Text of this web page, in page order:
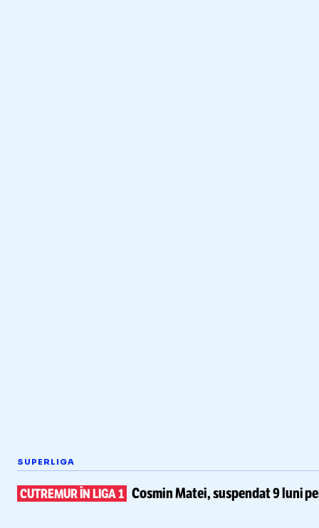
SUPERLIGA
CUTREMUR ÎN LIGA 1 Cosmin Matei,suspendat 9 luni